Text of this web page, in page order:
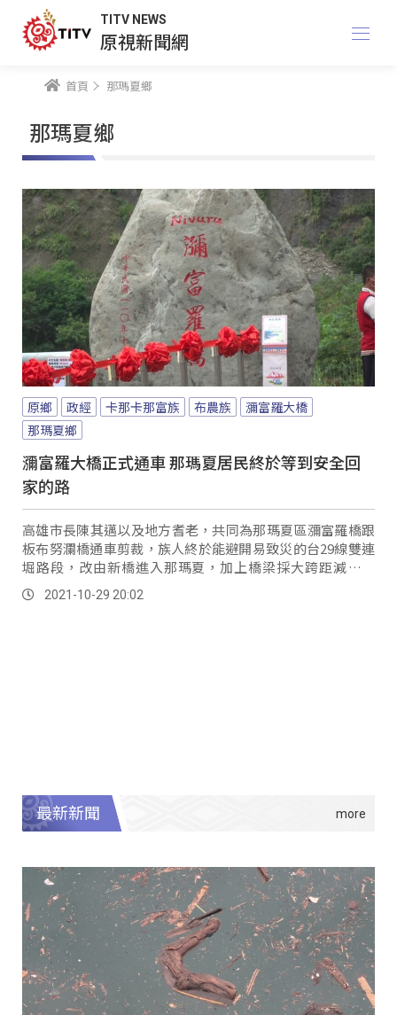
TITV NEWS
原視新聞網
首頁 那瑪夏鄉
那瑪夏鄉
原鄉 政經 卡那卡那富族 布農族
瀰富羅大橋
那瑪夏鄉
瀰富羅大橋正式通車 那瑪夏居民終於等到安全回
家的路
高雄市長陳其邁以及地方耆老，共同為那瑪夏區瀰富羅橋跟
板布努瀾橋通車剪裁，族人終於能避開易致災的台29線雙連
堀路段，改由新橋進入那瑪夏，加上橋梁採大跨距減少落
墩，並參考莫拉克風災時河床位置，大大提升橋梁安全。
2021-10-29 20:02
最新新聞